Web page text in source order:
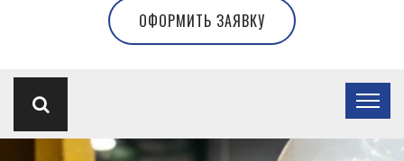
ОФОРМИТЬ ЗАЯВКУ